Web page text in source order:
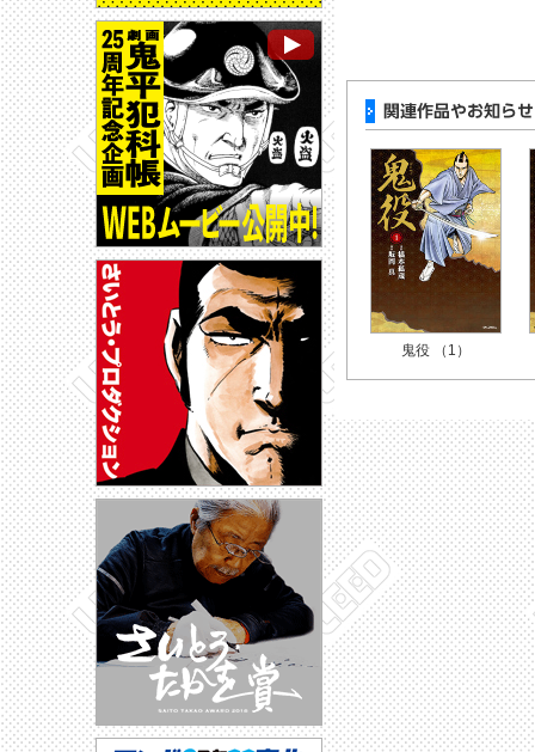
鬼役 （1）